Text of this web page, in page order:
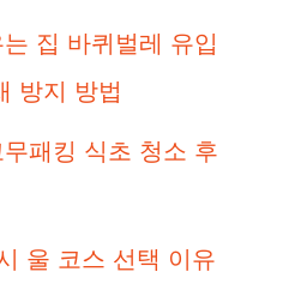
집 바퀴벌레 유입
방지 방법
패킹 식초 청소 후
울 코스 선택 이유